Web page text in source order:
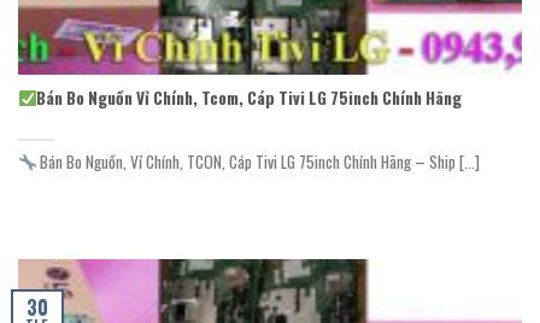
Bán Bo Nguồn Vỉ Chính, Tcom, Cáp Tivi LG 75inch Chính Hãng
Bán Bo Nguồn, Vỉ Chính, TCON, Cáp Tivi LG 75inch Chính Hãng – Ship [...]
30